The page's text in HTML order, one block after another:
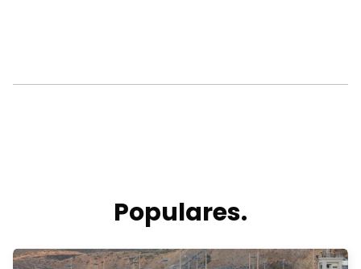
Populares.